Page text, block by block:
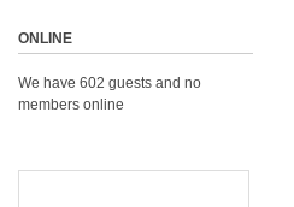
ONLINE
We have 602 guests and no
members online